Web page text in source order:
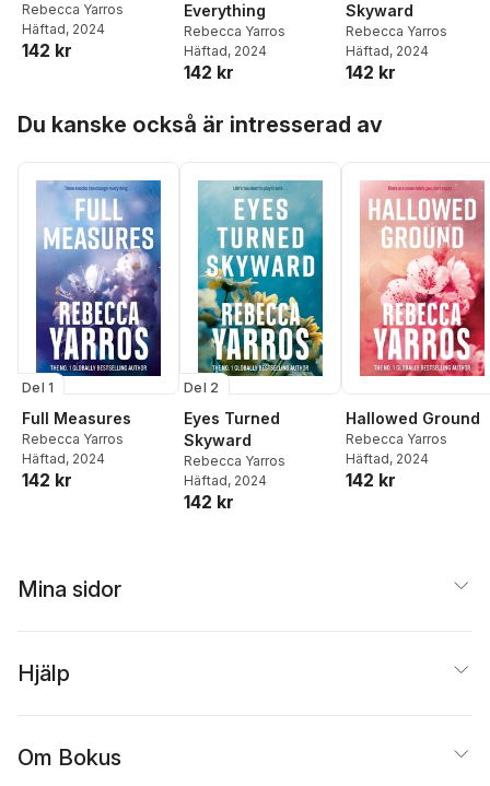
Rebecca Yarros
Häftad, 2024
142 kr
Everything
Rebecca Yarros
Häftad, 2024
142 kr
Skyward
Rebecca Yarros
Häftad, 2024
142 kr
Du kanske också är intresserad av
Del 1
Full Measures
Rebecca Yarros
Häftad, 2024
142 kr
Del 2
Eyes Turned
Skyward
Rebecca Yarros
Häftad, 2024
142 kr
Hallowed Ground
Rebecca Yarros
Häftad, 2024
142 kr
Mina sidor
Hjälp
Om Bokus